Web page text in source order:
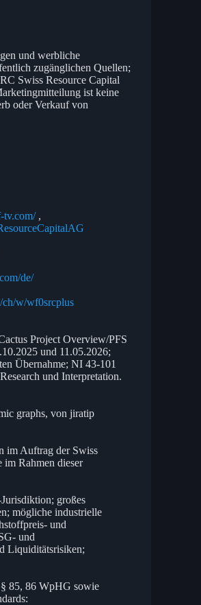
und werbliche
zugänglichen Quellen;
Swiss Resource Capital
ist keine
oder Verkauf von
tv.com/,
de/
w/wf0srcplus
Project Overview/PFS
und 11.05.2026;
Übernahme; NI 43-101
und Interpretation.
graphs, von jiratip
im Auftrag der Swiss
Rahmen dieser
großes
mögliche industrielle
und
und
Liquiditätsrisiken;
85, 86 WpHG sowie